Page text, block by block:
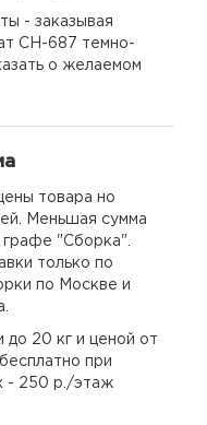
- заказывая
CH-687 темно-
о желаемом
товара но
Меньшая сумма
графе "Сборка".
только по
по Москве и
до 20 кг и ценой от
при
- 250 р./этаж